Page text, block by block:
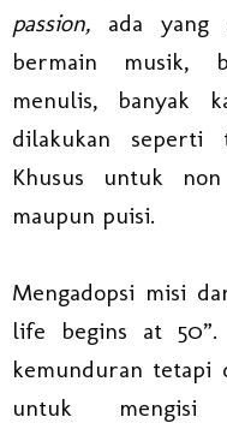
passion, ada yang
bermain musik,
menulis, banyak
dilakukan seperti
Khusus untuk
maupun puisi.
Mengadopsi misi
life begins at 50”.
kemunduran tetapi
untuk mengisi